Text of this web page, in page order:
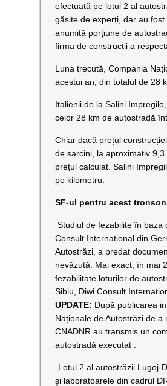
efectuată pe lotul 2 al
găsite de experți, dar au
anumită porțiune de
firma de construcții a
Luna trecută, Compania
acestui an, din totalul de 28
Italienii de la Salini
celor 28 km de autostradă
Chiar dacă prețul
de sarcini, la aproximativ
prețul calculat. Salini
pe kilometru.
SF-ul pentru acest
Studiul de fezabilite în baza
Consult International din
Autostrăzi, a predat
nevăzută. Mai exact, în mai
fezabilitate loturilor de
Sibiu, Diwi Consult
UPDATE: După publicarea
Naționale de Autostrăzi de
CNADNR au transmis un
autostradă executat .
„Lotul 2 al autostrăzii
şi laboratoarele din cadrul